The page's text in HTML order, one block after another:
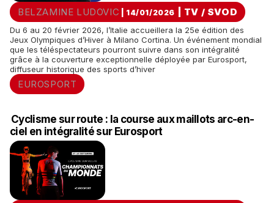
BELZAMINE LUDOVIC | 14/01/2026 TV / SVOD
Du 6 au 20 février 2026, l’Italie accueillera la 25e édition des
Jeux Olympiques d’Hiver à Milano Cortina. Un événement mondial
que les téléspectateurs pourront suivre dans son intégralité
grâce à la couverture exceptionnelle déployée par Eurosport,
diffuseur historique des sports d’hiver
EUROSPORT
Cyclisme sur route : la course aux maillots arc-en-
ciel en intégralité sur Eurosport